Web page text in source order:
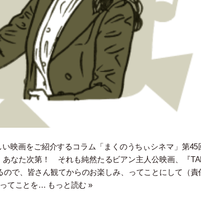
映画をご紹介するコラム 「 まくのうちぃシネマ 」 第45
なた次第！ それも純然たるビアン主人公映画、『
で、皆さん観てからのお楽しみ、ってことにして （責
ってことを… もっと読む »